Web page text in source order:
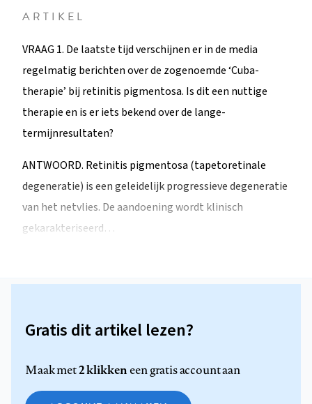
ARTIKEL
VRAAG 1. De laatste tijd verschijnen er in de media
regelmatig berichten over de zogenoemde ‘Cuba-
therapie’ bij retinitis pigmentosa. Is dit een nuttige
therapie en is er iets bekend over de lange-
termijnresultaten?
ANTWOORD. Retinitis pigmentosa (tapetoretinale
degeneratie) is een geleidelijk progressieve degeneratie
van het netvlies. De aandoening wordt klinisch
gekarakteriseerd…
Gratis dit artikel lezen?
Maak met2 klikkeneen gratis account aan